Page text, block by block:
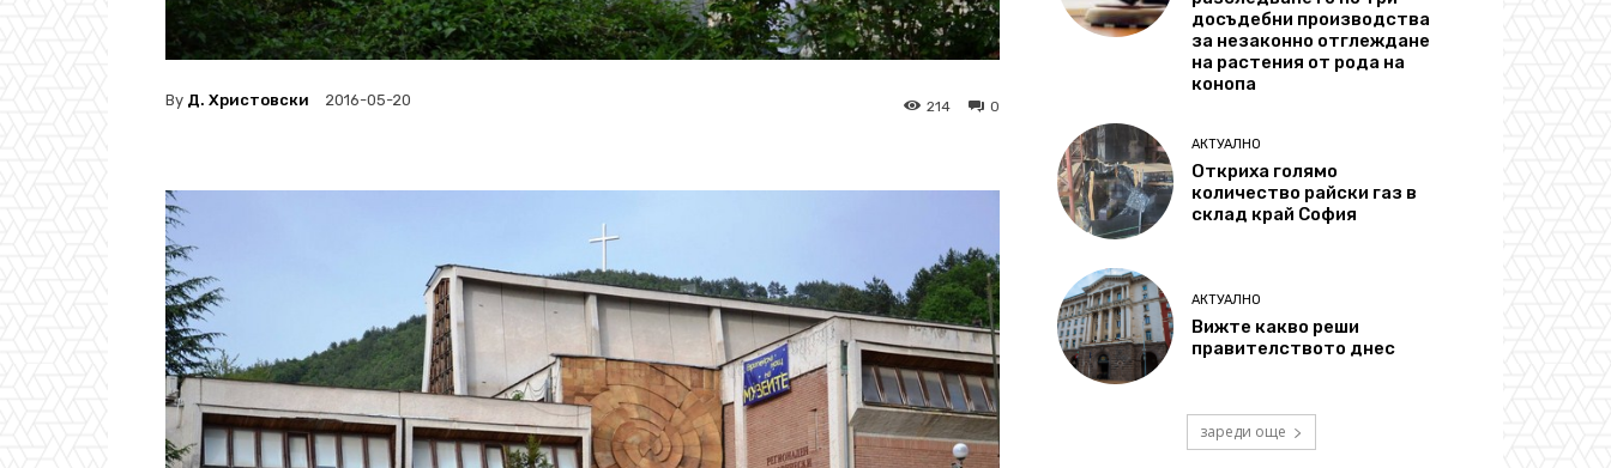
By Д. Христовски 2016-05-20 0
214
досъдебни производства
за незаконно отглеждане
на растения от рода на
конопа
АКТУАЛНО
Откриха голямо
количество райски газ в
склад край София
АКТУАЛНО
Вижте какво реши
правителството днес
зареди още